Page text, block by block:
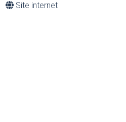
Site internet